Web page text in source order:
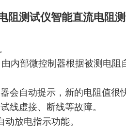
阻测试仪智能直流电阻
内部微控制器根据被测电阻
会自动提示，新的电阻值很
线虚接、断线等故障。
放电指示功能。